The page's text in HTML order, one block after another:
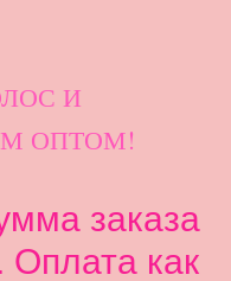
И
ОПТОМ!
заказа
Оплата как